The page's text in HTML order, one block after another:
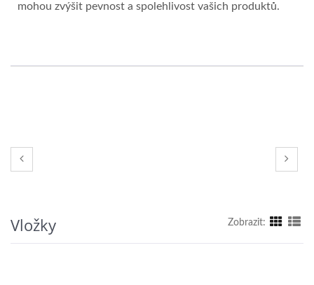
mohou zvýšit pevnost a spolehlivost vašich produktů.
Vložky Zobrazit: